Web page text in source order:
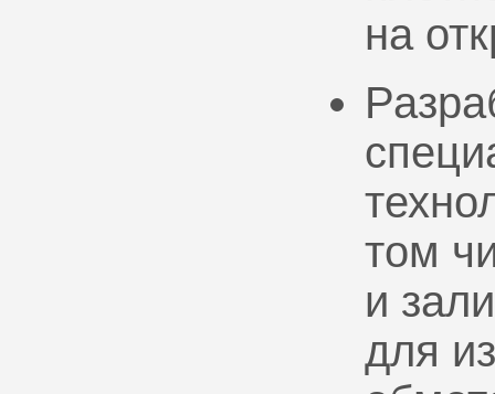
на
том
и
для